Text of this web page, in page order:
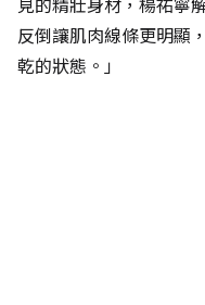
反倒讓肌肉線條更明顯
乾的狀態。」